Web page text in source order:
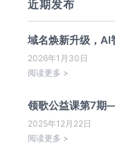
近期发布
域名焕新升级，AI
2026年1月30日
阅读更多 >
领歌公益课第7期
2025年12月22日
阅读更多 >